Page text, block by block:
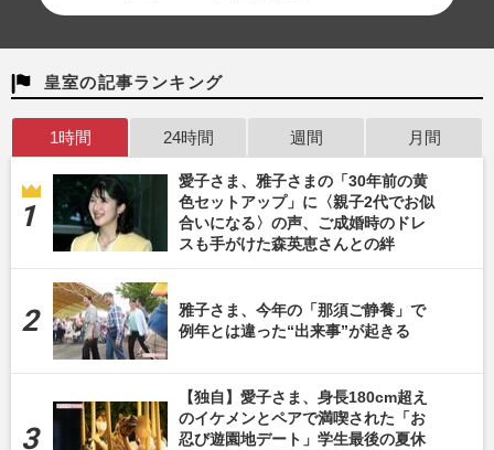
皇室の記事ランキング
1時間 24時間 週間 月間
愛子さま、雅子さまの「30年前の黄
色セットアップ」に〈親子2代でお似
合いになる〉の声、ご成婚時のドレ
スも手がけた森英恵さんとの絆
雅子さま、今年の「那須ご静養」で
例年とは違った“出来事”が起きる
【独自】愛子さま、身長180cm超え
のイケメンとペアで満喫された「お
忍び遊園地デート」学生最後の夏休